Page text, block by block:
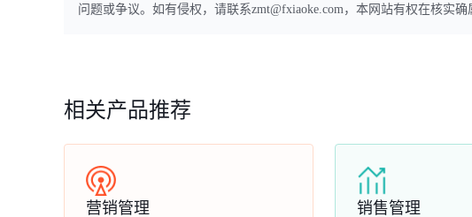
问题或争议。如有侵权，请联系zmt@fxiaoke.com，本网站有权在核实确
相关产品推荐
营销管理 销售管理